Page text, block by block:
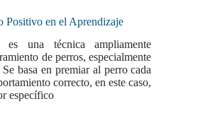
Positivo en el Aprendizaje
una técnica ampliamente
de perros, especialmente
basa en premiar al perro cada
correcto, en este caso,
específico